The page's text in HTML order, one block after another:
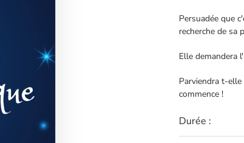
Persuadée que
recherche de sa
Elle demandera
Parviendra t-
commence !
Durée :